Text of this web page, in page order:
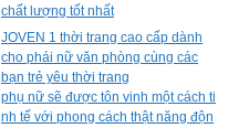
chất lượng tốt nhất
JOVEN 1 thời trang cao cấp dành
cho phái nữ văn phòng cùng các
bạn trẻ yêu thời trang
phụ nữ sẽ được tôn vinh một cách ti
nh tế với phong cách thật năng độn